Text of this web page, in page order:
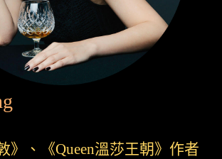
》、《Queen溫莎王朝》作者